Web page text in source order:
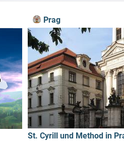
Prag
St. Cyrill und Method in